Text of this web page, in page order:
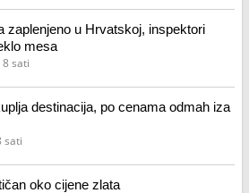
zaplenjeno u Hrvatskoj, inspektori
mesa
8 sati
destinacija, po cenama odmah iza
sati
oko cijene zlata